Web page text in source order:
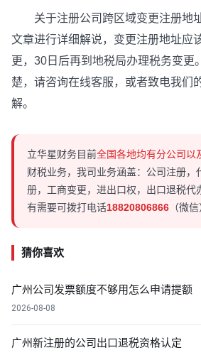
关于注册公司跨区域变更注册地
文章进行详细解说，变更注册地址应
更，30日后再到地税局办理税务变更
楚，请咨询在线客服，或者致电我们
解。
立华星财务目前全国各地均有分公司以
财税业务，我司业务涵盖：公司注册，
册，工商变更，进出口权，出口退税代
有需要可拨打电话18820806866 （微信
猜你喜欢
广州公司发票额度不够用怎么申请提额
2026-08-08
广州新注册的公司出口退税资格认定